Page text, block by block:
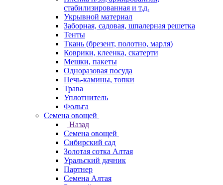
стабилизированная и т.д.
Укрывной материал
Заборная, садовая, шпалерная решетка
Тенты
Ткань (брезент, полотно, марля)
Коврики, клеенка, скатерти
Мешки, пакеты
Одноразовая посуда
Печь-камины, топки
Трава
Уплотнитель
Фольга
Семена овощей
Назад
Семена овощей
Сибирский сад
Золотая сотка Алтая
Уральский дачник
Партнер
Семена Алтая